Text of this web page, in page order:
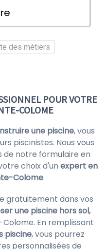
des métiers
POUR VOTRE
COLOME
une piscine, vous
piscinistes. Nous vous
notre formulaire en
choix d'un expert en
Colome.
gratuitement dans vos
une piscine hors sol,
En remplissant
piscine, vous pourrez
personnalisées de